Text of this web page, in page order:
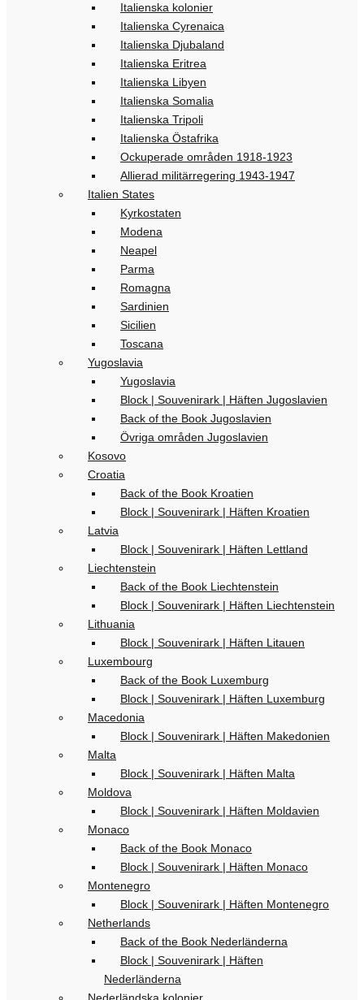
Italienska kolonier
Italienska Cyrenaica
Italienska Djubaland
Italienska Eritrea
Italienska Libyen
Italienska Somalia
Italienska Tripoli
Italienska Östafrika
Ockuperade områden 1918-1923
Allierad militärregering 1943-1947
Italien States
Kyrkostaten
Modena
Neapel
Parma
Romagna
Sardinien
Sicilien
Toscana
Yugoslavia
Yugoslavia
Block | Souvenirark | Häften Jugoslavien
Back of the Book Jugoslavien
Övriga områden Jugoslavien
Kosovo
Croatia
Back of the Book Kroatien
Block | Souvenirark | Häften Kroatien
Latvia
Block | Souvenirark | Häften Lettland
Liechtenstein
Back of the Book Liechtenstein
Block | Souvenirark | Häften Liechtenstein
Lithuania
Block | Souvenirark | Häften Litauen
Luxembourg
Back of the Book Luxemburg
Block | Souvenirark | Häften Luxemburg
Macedonia
Block | Souvenirark | Häften Makedonien
Malta
Block | Souvenirark | Häften Malta
Moldova
Block | Souvenirark | Häften Moldavien
Monaco
Back of the Book Monaco
Block | Souvenirark | Häften Monaco
Montenegro
Block | Souvenirark | Häften Montenegro
Netherlands
Back of the Book Nederländerna
Block | Souvenirark | Häften
Nederländerna